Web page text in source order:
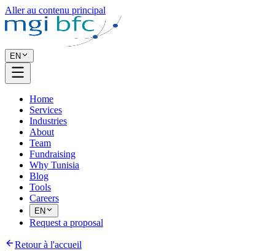
Aller au contenu principal
EN
Home
Services
Industries
About
Team
Fundraising
Why Tunisia
Blog
Tools
Careers
EN
Request a proposal
Retour à l'accueil